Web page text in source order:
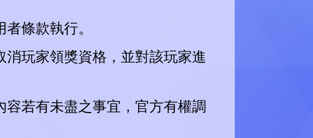
條款執行。
玩家領獎資格，並對該玩家進
若有未盡之事宜，官方有權調